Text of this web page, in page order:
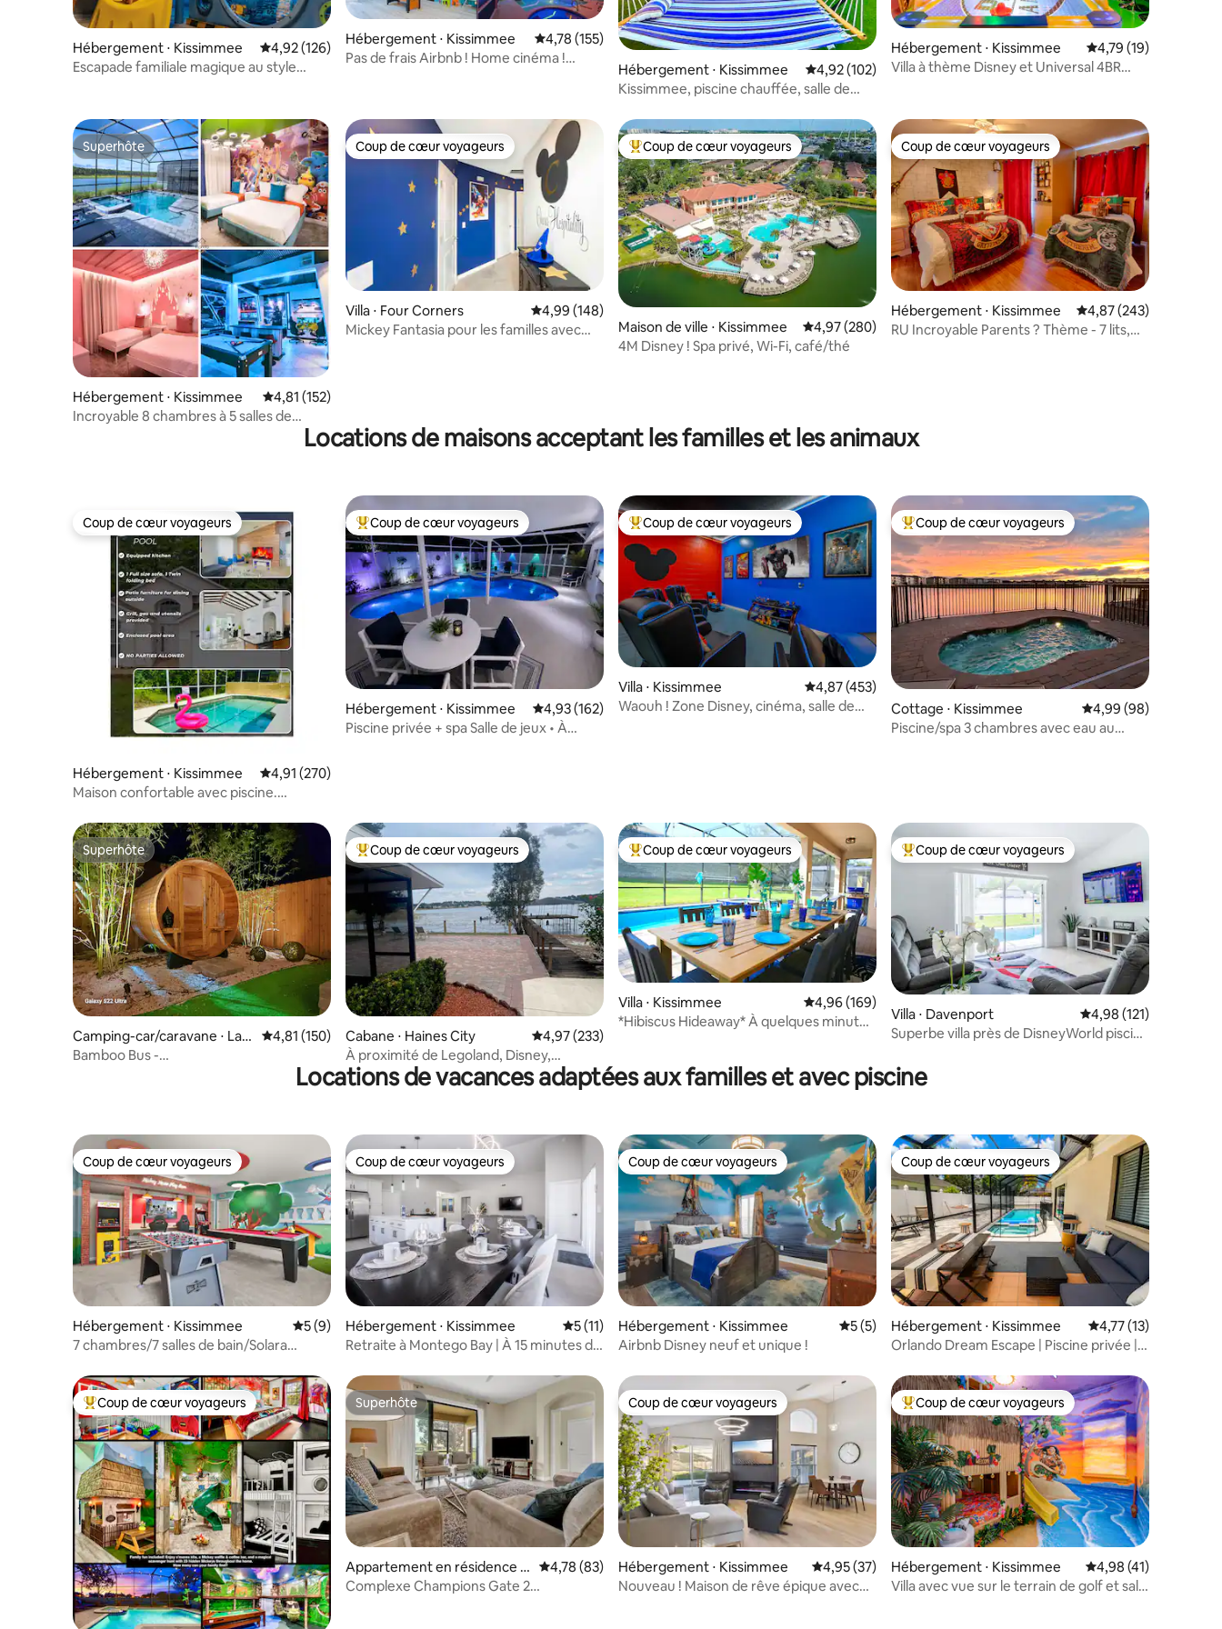
Hébergement ⋅ Kissimmee Évaluation moyenne sur la base de 126 commentaires : 4,92 sur 5
4,92 (126)
Escapade familiale magique au style
Hébergement ⋅ Kissimmee Évaluation moyenne sur la base de 155 commentaires : 4,78 sur 5
4,78 (155)
Pas de frais Airbnb ! Home cinéma !
Hébergement ⋅ Kissimmee Évaluation moyenne sur la base de 102 commentaires : 4,92 sur 5
4,92 (102)
Kissimmee, piscine chauffée, salle de
Hébergement ⋅ Kissimmee Évaluation moyenne
4,79 (19)
Villa à thème Disney et Universal 4BR
Superhôte
Superhôte
Hébergement ⋅ Kissimmee Évaluation moyenne sur la base de 152 commentaires : 4,81 sur 5
4,81 (152)
Incroyable 8 chambres à 5 salles de
Coup de cœur voyageurs
Coup de cœur voyageurs
Villa ⋅ Four Corners Évaluation moyenne sur la base de 148 commentaires : 4,99 sur 5
4,99 (148)
Mickey Fantasia pour les familles avec
Coups de cœur voyageurs les plus appréciés
Coup de cœur voyageurs
Maison de ville ⋅ Kissimmee Évaluation moyenne sur la base de 280 commentaires : 4,97 sur 5
4,97 (280)
4M Disney ! Spa privé, Wi-Fi, café/thé
Coup de cœur voyageurs
Coup de cœur voyageurs
Hébergement ⋅ Kissimmee Évaluation moyenne
4,87 (243)
RU Incroyable Parents ? Thème - 7 lits,
Locations de maisons acceptant les familles et les animaux
Coup de cœur voyageurs
Coup de cœur voyageurs
Hébergement ⋅ Kissimmee Évaluation moyenne sur la base de 270 commentaires : 4,91 sur 5
4,91 (270)
Maison confortable avec piscine.
Coups de cœur voyageurs les plus appréciés
Coup de cœur voyageurs
Hébergement ⋅ Kissimmee Évaluation moyenne sur la base de 162 commentaires : 4,93 sur 5
4,93 (162)
Piscine privée + spa Salle de jeux • À
Coups de cœur voyageurs les plus appréciés
Coup de cœur voyageurs
Villa ⋅ Kissimmee Évaluation moyenne sur la base de 453 commentaires : 4,87 sur 5
4,87 (453)
Waouh ! Zone Disney, cinéma, salle de
Coups de cœur voyageurs les plus appréciés
Coup de cœur voyageurs
Cottage ⋅ Kissimmee Évaluation moyenne
4,99 (98)
Piscine/spa 3 chambres avec eau au
Superhôte
Superhôte
Camping-car/caravane ⋅ Lak
e Wales
Évaluation moyenne sur la base de 150 commentaires : 4,81 sur 5
4,81 (150)
Bamboo Bus -
Coups de cœur voyageurs les plus appréciés
Coup de cœur voyageurs
Cabane ⋅ Haines City Évaluation moyenne sur la base de 233 commentaires : 4,97 sur 5
4,97 (233)
À proximité de Legoland, Disney,
Universal, Seaworld et plus encore
Coups de cœur voyageurs les plus appréciés
Coup de cœur voyageurs
Villa ⋅ Kissimmee Évaluation moyenne sur la base de 169 commentaires : 4,96 sur 5
4,96 (169)
*Hibiscus Hideaway* À quelques minutes
Coups de cœur voyageurs les plus appréciés
Coup de cœur voyageurs
Villa ⋅ Davenport Évaluation moyenne
4,98 (121)
Superbe villa près de DisneyWorld piscine
Locations de vacances adaptées aux familles et avec piscine
Coup de cœur voyageurs
Coup de cœur voyageurs
Hébergement ⋅ Kissimmee Évaluation moyenne sur la base de 9 commentaires : 5 sur 5
5 (9)
7 chambres/7 salles de bain/Solara
Coup de cœur voyageurs
Coup de cœur voyageurs
Hébergement ⋅ Kissimmee Évaluation moyenne sur la base de 11 commentaires : 5 sur 5
5 (11)
Retraite à Montego Bay | À 15 minutes de
Coup de cœur voyageurs
Coup de cœur voyageurs
Hébergement ⋅ Kissimmee Évaluation moyenne sur la base de 5 commentaires : 5 sur 5
5 (5)
Airbnb Disney neuf et unique !
Coup de cœur voyageurs
Coup de cœur voyageurs
Hébergement ⋅ Kissimmee Évaluation moyenne
4,77 (13)
Orlando Dream Escape | Piscine privée |
Coups de cœur voyageurs les plus appréciés
Coup de cœur voyageurs Superhôte
Superhôte
Appartement en résidence ⋅
Osceola County
Évaluation moyenne sur la base de 83 commentaires : 4,78 sur 5
4,78 (83)
Complexe Champions Gate 2
Coup de cœur voyageurs
Coup de cœur voyageurs
Hébergement ⋅ Kissimmee Évaluation moyenne sur la base de 37 commentaires : 4,95 sur 5
4,95 (37)
Nouveau ! Maison de rêve épique avec
Coups de cœur voyageurs les plus appréciés
Coup de cœur voyageurs
Hébergement ⋅ Kissimmee Évaluation moyenne
4,98 (41)
Villa avec vue sur le terrain de golf et salle